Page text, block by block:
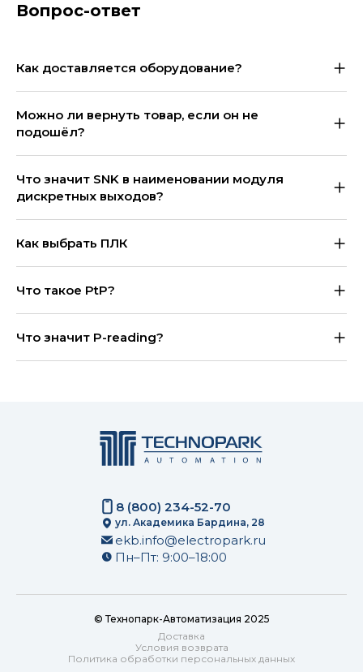
Вопрос-ответ
Как доставляется оборудование?
Можно ли вернуть товар, если он не
подошёл?
Что значит SNK в наименовании модуля
дискретных выходов?
Как выбрать ПЛК
Что такое PtP?
Что значит P-reading?
8 (800) 234-52-70
ул. Академика Бардина, 28
ekb.info@electropark.ru
Пн–Пт: 9:00–18:00
© Технопарк-Автоматизация 2025
Доставка
Условия возврата
Политика обработки персональных данных